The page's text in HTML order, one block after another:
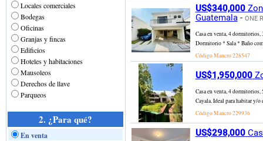
US$340,000
Guatemala- ONE
Casa en venta, 4
Dormitorio * Sala * Baño
Código Mancro228547
US$1,950,000
Casa en venta, 4
Cayala. Ideal para habitar y/o
Código Mancro229936
US$298,000
Locales comerciales
Bodegas
Oficinas
Granjas y fincas
Edificios
Hoteles y habitaciones
Mausoleos
Derechos de llave
Parqueos
2. ¿Para qué?
En venta